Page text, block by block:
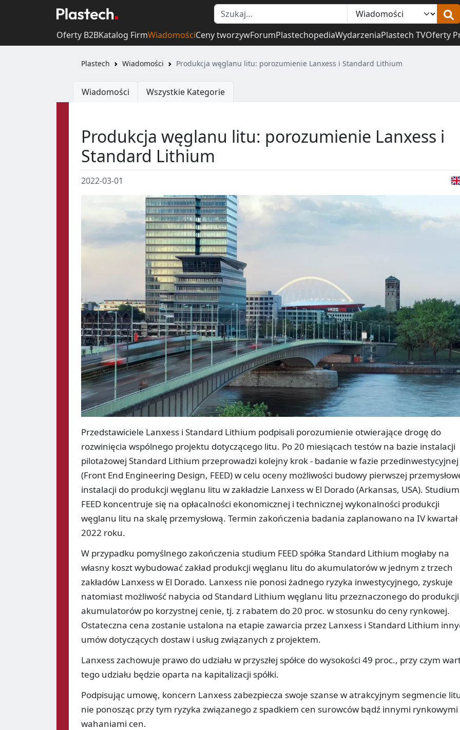
Oferty B2BKatalog FirmWiadomościCeny tworzywForumPlastechopediaWydarzeniaPlastech TVOferty
Plastech Wiadomości Produkcja węglanu litu: porozumienie Lanxess i Standard Lithium
Wiadomości Wszystkie Kategorie
Produkcja węglanu litu: porozumienie Lanxess i
Standard Lithium
2022-03-01
Przedstawiciele Lanxess i Standard Lithium podpisali porozumienie otwierające drogę do
rozwinięcia wspólnego projektu dotyczącego litu. Po 20 miesiącach testów na bazie instalacji
pilotażowej Standard Lithium przeprowadzi kolejny krok - badanie w fazie przedinwestycyjnej
(Front End Engineering Design, FEED) w celu oceny możliwości budowy pierwszej
instalacji do produkcji węglanu litu w zakładzie Lanxess w El Dorado (Arkansas, USA). Studium
FEED koncentruje się na opłacalności ekonomicznej i technicznej wykonalności produkcji
węglanu litu na skalę przemysłową. Termin zakończenia badania zaplanowano na IV kwartał
2022 roku.
W przypadku pomyślnego zakończenia studium FEED spółka Standard Lithium mogłaby na
własny koszt wybudować zakład produkcji węglanu litu do akumulatorów w jednym z trzech
zakładów Lanxess w El Dorado. Lanxess nie ponosi żadnego ryzyka inwestycyjnego, zyskuje
natomiast możliwość nabycia od Standard Lithium węglanu litu przeznaczonego do produkcji
akumulatorów po korzystnej cenie, tj. z rabatem do 20 proc. w stosunku do ceny rynkowej.
Ostateczna cena zostanie ustalona na etapie zawarcia przez Lanxess i Standard Lithium
umów dotyczących dostaw i usług związanych z projektem.
Lanxess zachowuje prawo do udziału w przyszłej spółce do wysokości 49 proc., przy czym
tego udziału będzie oparta na kapitalizacji spółki.
Podpisując umowę, koncern Lanxess zabezpiecza swoje szanse w atrakcyjnym segmencie
nie ponosząc przy tym ryzyka związanego z spadkiem cen surowców bądź innymi rynkowymi
wahaniami cen.